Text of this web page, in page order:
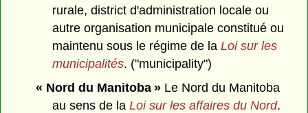
rurale, district d'administration locale ou
autre organisation municipale constitué ou
maintenu sous le régime de laLoi sur les
municipalités. ("municipality")
« Nord du Manitoba »Le Nord du Manitoba
au sens de laLoi sur les affaires du Nord.